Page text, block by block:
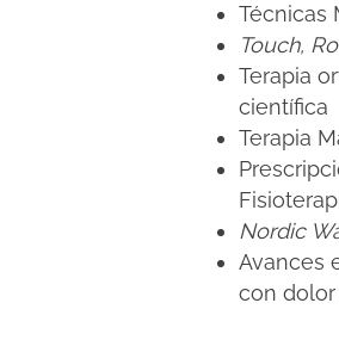
Técnicas
Touch,
Terapia
científica
Terapia
Nordic
Avances
con